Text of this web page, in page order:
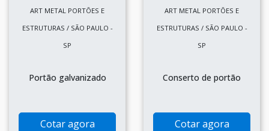
ART METAL PORTÕES E
ESTRUTURAS / SÃO PAULO -
SP
Portão galvanizado
Cotar agora
ART METAL PORTÕES E
ESTRUTURAS / SÃO PAULO -
SP
Conserto de portão
Cotar agora